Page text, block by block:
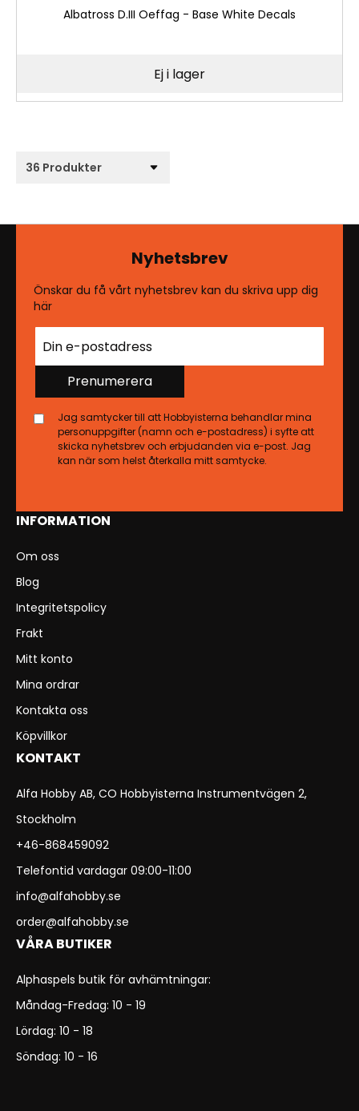
Albatross D.III Oeffag - Base White Decals
Ej i lager
INFORMATION
Om oss
Blog
Integritetspolicy
Frakt
Mitt konto
Mina ordrar
Kontakta oss
Köpvillkor
KONTAKT
Alfa Hobby AB, CO Hobbyisterna Instrumentvägen 2,
Stockholm
+46-868459092
Telefontid vardagar 09:00-11:00
info@alfahobby.se
order@alfahobby.se
VÅRA BUTIKER
Alphaspels butik för avhämtningar:
Måndag-Fredag: 10 - 19
Lördag: 10 - 18
Söndag: 10 - 16
Nyhetsbrev
Önskar du få vårt nyhetsbrev kan du skriva upp dig
här
Prenumerera
Jag samtycker till att Hobbyisterna behandlar mina
personuppgifter (namn och e-postadress) i syfte att
skicka nyhetsbrev och erbjudanden via e-post. Jag
kan när som helst återkalla mitt samtycke.